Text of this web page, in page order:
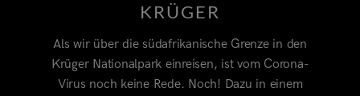
KRÜGER
Als wir über die südafrikanische Grenze in den
Krüger Nationalpark einreisen, ist vom Corona-
Virus noch keine Rede. Noch! Dazu in einem